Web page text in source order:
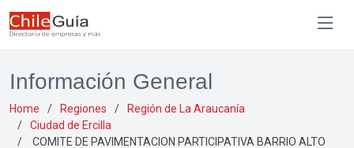
Información General
Home Regiones
Región de La Araucanía
Ciudad de Ercilla
COMITE DE PAVIMENTACION PARTICIPATIVA BARRIO ALTO